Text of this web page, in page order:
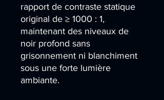
rapport de contraste statique
original de ≥ 1000 : 1,
maintenant des niveaux de
noir profond sans
grisonnement ni blanchiment
sous une forte lumière
ambiante.